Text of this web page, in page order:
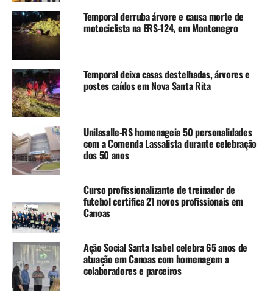
“Queremos garantir a
proteção desse público,
pensando em uma vacina
que consegue prevenir
alguns tipos de câncer, que
é uma doença que pode
levar a óbito”, disse.
O HPV é uma infecção sexualmente transmissível e está
relacionado à maioria dos casos de câncer do colo do
útero, além de outros tipos como câncer de ânus, pênis,
boca e orofaringe.
A vacinação de rotina para crianças e adolescentes de 9 a
14 anos segue disponível durante todo o ano na rede
pública. Em 2025, a cobertura no Estado chegou a 90,67%
entre meninas e 79,1% entre meninos.
Temporal derruba árvore e causa morte de
motociclista na ERS-124, em Montenegro
Temporal deixa casas destelhadas, árvores e
postes caídos em Nova Santa Rita
Unilasalle-RS homenageia 50 personalidades
com a Comenda Lassalista durante celebração
dos 50 anos
Curso profissionalizante de treinador de
futebol certifica 21 novos profissionais em
Canoas
Ação Social Santa Isabel celebra 65 anos de
atuação em Canoas com homenagem a
colaboradores e parceiros